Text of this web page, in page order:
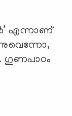
എന്നാണ്
ഗുണപാഠം